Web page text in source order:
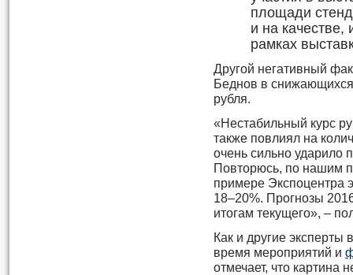
площади
и на
рамках
Другой негативный
Беднов в снижающихся
рубля.
«Нестабильный курс
также повлиял на
очень сильно ударило
Повторюсь, по нашим
примере Экспоцентра
18–20%. Прогнозы
итогам текущего», –
Как и другие
время мероприятий и
отмечает, что картина